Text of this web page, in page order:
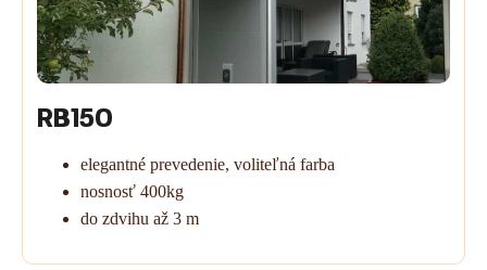
RB150
elegantné prevedenie, voliteľná farba
nosnosť 400kg
do zdvihu až 3 m